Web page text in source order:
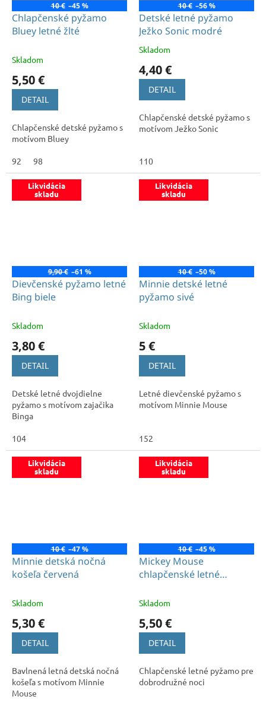
10 € –45 %
Chlapčenské pyžamo
Bluey letné žlté
Skladom
5,50 €
DETAIL
Chlapčenské detské pyžamo s
motívom Bluey
92 98
10 € –56 %
Detské letné pyžamo
Ježko Sonic modré
Priemerné
produktu
5,0
5
hviezdičiek.
Skladom
4,40 €
DETAIL
Chlapčenské detské pyžamo s
motívom Ježko Sonic
110
Likvidácia
skladu
9,90 € –61 %
Dievčenské pyžamo letné
Bing biele
Skladom
3,80 €
DETAIL
Detské letné dvojdielne
pyžamo s motívom zajačika
Binga
104
Likvidácia
skladu
10 € –50 %
Minnie detské letné
pyžamo sivé
Skladom
5 €
DETAIL
Letné dievčenské pyžamo s
motívom Minnie Mouse
152
Likvidácia
skladu
10 € –47 %
Minnie detská nočná
košeľa červená
Skladom
5,30 €
DETAIL
Bavlnená letná detská nočná
košeľa s motívom Minnie
Mouse
Likvidácia
skladu
10 € –45 %
Mickey Mouse
chlapčenské letné
Skladom
5,50 €
DETAIL
Chlapčenské letné pyžamo pre
dobrodružné noci